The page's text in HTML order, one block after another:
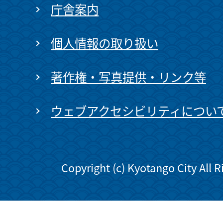
庁舎案内
個人情報の取り扱い
著作権・写真提供・リンク等
ウェブアクセシビリティについ
Copyright (c) Kyotango City All